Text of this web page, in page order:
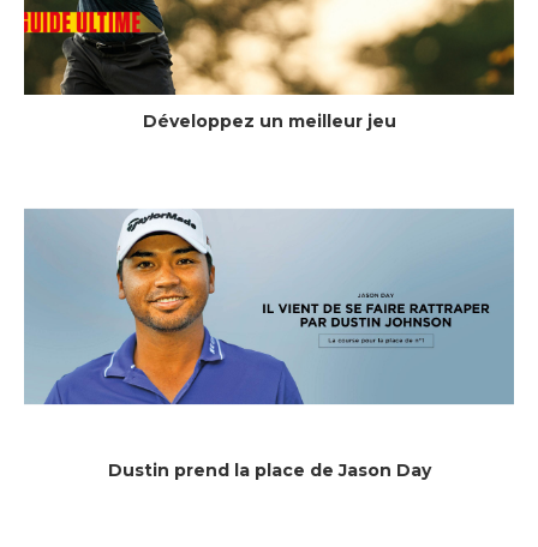
Développez un meilleur jeu
Dustin prend la place de Jason Day